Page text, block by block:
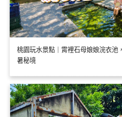
桃園玩水景點｜霄裡石母娘娘浣衣池
暑秘境